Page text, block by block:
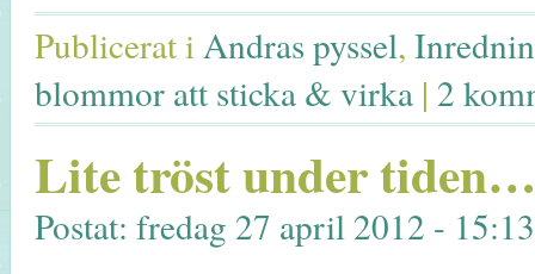
Publicerat iAndras pyssel,
blommor att sticka & virka | 2
Lite tröst under
Postat: fredag 27 april 2012 -